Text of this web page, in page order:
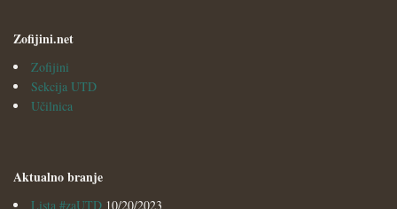
Zofijini.net
Zofijini
Sekcija UTD
Učilnica
Aktualno branje
Lista #zaUTD 10/20/2023